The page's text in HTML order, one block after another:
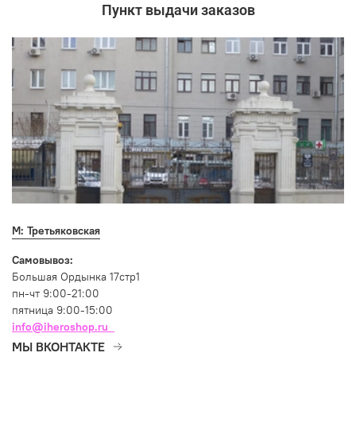
Пункт выдачи заказов
М: Третьяковская
Самовывоз:
Большая Ордынка 17стр1
пн-чт 9:00-21:00
пятница 9:00-15:00
info@iheroshop.ru
МЫ ВКОНТАКТЕ